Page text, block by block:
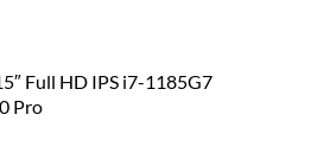
Full HD IPS i7-1185G7
Pro